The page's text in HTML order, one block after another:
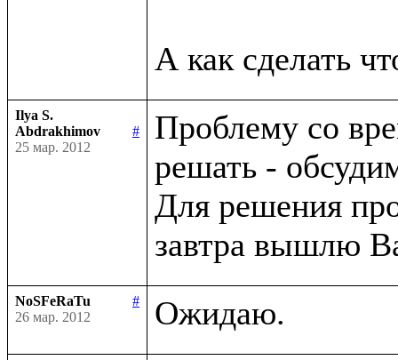
Ilya S.
Abdrakhimov
#
25 мар. 2012
Проблему со
решать -
Для решения
NoSFeRaTu
#
26 мар. 2012